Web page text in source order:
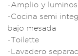
-Amplio y
-Cocina semi
bajo mesada
-Toil ette
-Lavadero separ